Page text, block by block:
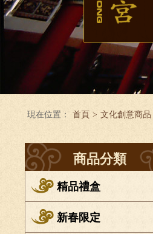
現在位置： 首頁 > 文化創意商品
商品分類
精品禮盒
新春限定